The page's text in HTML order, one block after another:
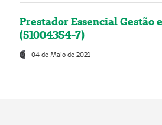
Prestador Essencial Gestão
(51004354-7)
04 de Maio de 2021